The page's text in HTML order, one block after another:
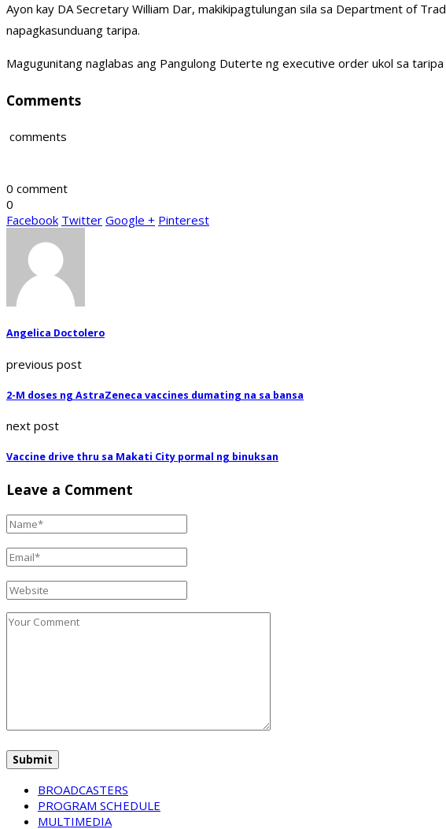
Ayon kay DA Secretary William Dar, makikipagtulungan sila sa Department of
napagkasunduang taripa.
Magugunitang naglabas ang Pangulong Duterte ng executive order ukol sa
Comments
comments
0 comment
0
Facebook Twitter Google + Pinterest
Angelica Doctolero
previous post
2-M doses ng AstraZeneca vaccines dumating na sa bansa
next post
Vaccine drive thru sa Makati City pormal ng binuksan
Leave a Comment
BROADCASTERS
PROGRAM SCHEDULE
MULTIMEDIA